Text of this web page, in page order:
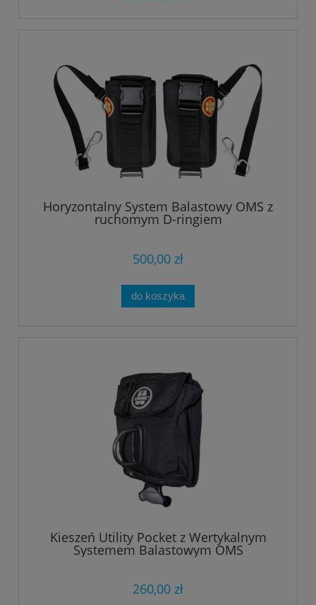
Horyzontalny System Balastowy OMS z
ruchomym D-ringiem
500,00 zł
do koszyka
Kieszeń Utility Pocket z Wertykalnym
Systemem Balastowym OMS
260,00 zł